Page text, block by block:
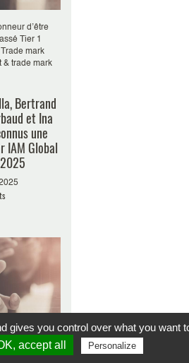
d’être
Tier 1
mark
& trade mark
Bertrand
et Ina
une
IAM Global
gives you control over what you want
accept all Personalize